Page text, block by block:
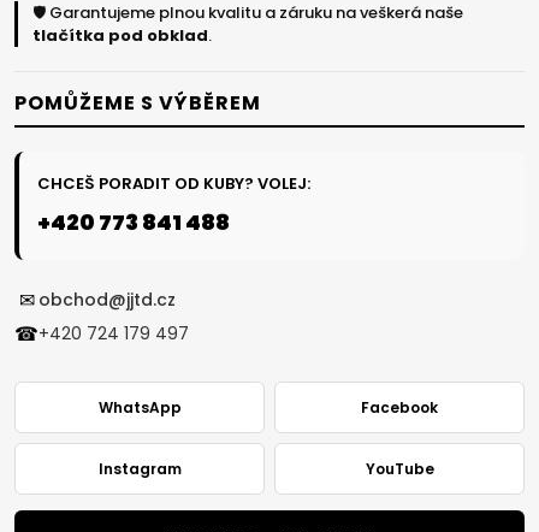
🛡️ Garantujeme plnou kvalitu a záruku na veškerá naše
tlačítka pod obklad.
POMŮŽEME S VÝBĚREM
CHCEŠ PORADIT OD KUBY? VOLEJ:
+420 773 841 488
✉ obchod@jjtd.cz
☎+420 724 179 497
WhatsApp Facebook
Instagram YouTube